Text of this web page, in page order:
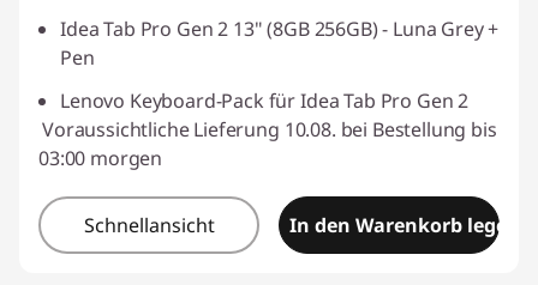
Idea Tab Pro Gen 2 13" (8GB 256GB) - Luna Grey +
Pen
Lenovo Keyboard-Pack für Idea Tab Pro Gen 2
Voraussichtliche Lieferung 10.08. bei Bestellung bis
03:00 morgen
Schnellansicht In den Warenkorb legen